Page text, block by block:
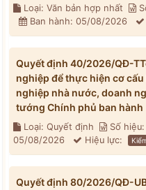
Loại: Văn bản hợp nhất
Ban hành: 05/08/2026
Quyết định 40/2026/QĐ-
nghiệp để thực hiện cơ
nghiệp nhà nước, doanh
tướng Chính phủ ban hành
Loại: Quyết định Số
05/08/2026
Hiệu lực:
Quyết định 80/2026/QĐ-